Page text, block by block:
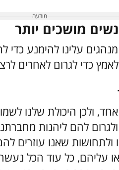
עלינו להימנע כדי
לאמץ כדי לגרום לאחרים
ולכן היכולת שלנו
להם ליהנות
ולתחושות שאנו עוזרים
עליהם, כל עוד הכל